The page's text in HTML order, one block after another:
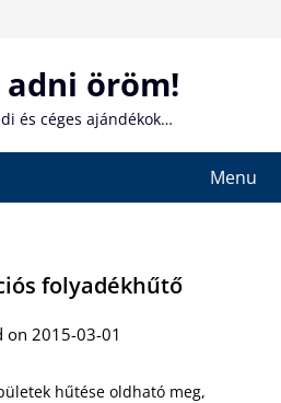
öröm!
és céges ajándékok…
Menu
folyadékhűtő
on 2015-03-01
hűtése oldható meg,